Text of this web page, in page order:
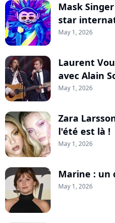
Mask
star
May 1, 2026
Laurent
avec Alain
May 1, 2026
Zara
l'été est là !
May 1, 2026
Marine : un
May 1, 2026